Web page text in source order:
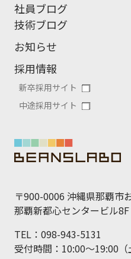
社員ブログ
技術ブログ
お知らせ
採用情報
新卒採用サイト
中途採用サイト
〒900-0006 沖縄県那覇市
那覇新都心センタービル8F
TEL：098-943-5131
受付時間：10:00～19:00（